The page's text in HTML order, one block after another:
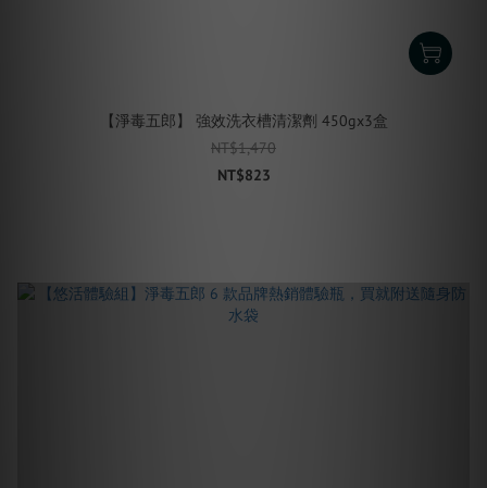
【淨毒五郎】 強效洗衣槽清潔劑 450gx3盒
NT$1,470
NT$823